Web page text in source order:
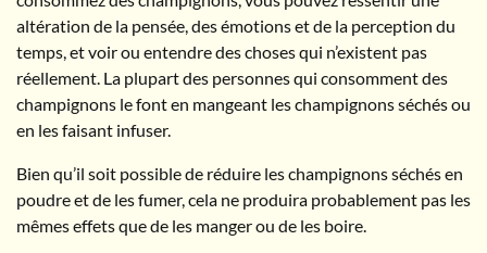
altération de la pensée, des émotions et de la perception du
temps, et voir ou entendre des choses qui n’existent pas
réellement. La plupart des personnes qui consomment des
champignons le font en mangeant les champignons séchés ou
en les faisant infuser.
Bien qu’il soit possible de réduire les champignons séchés en
poudre et de les fumer, cela ne produira probablement pas les
mêmes effets que de les manger ou de les boire.